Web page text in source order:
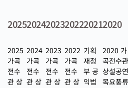
2025
2025
가곡
전수
관 상
2024
2024
가곡
전수
관 상
2023
2023
가곡
전수
관 상
2022
2022
가곡
전수
관 상
2021
기획
재정
부 공
익법
2020
2020 가
곡전수관
상설공연
목요풍류